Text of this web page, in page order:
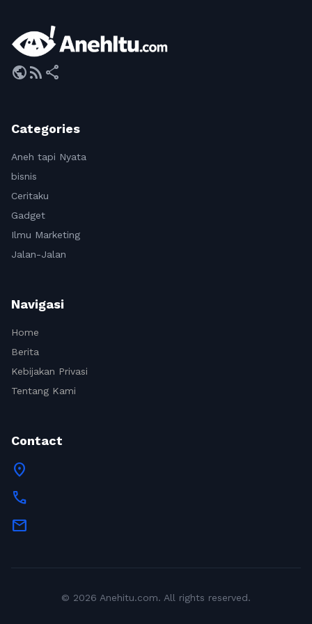
publicrss_feed share
Categories
Aneh tapi Nyata
bisnis
Ceritaku
Gadget
Ilmu Marketing
Jalan-Jalan
Navigasi
Home
Berita
Kebijakan Privasi
Tentang Kami
Contact
location_on
call
mail
© 2026 Anehitu.com. All rights reserved.